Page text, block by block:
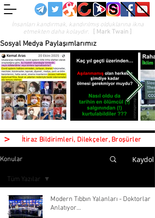
İnsanları kandırmak, kandırılmış olduklarına ikna
etmekten daha kolaydır.
[ Mark Twain ]
Sosyal Medya Paylaşımlarımız
İtiraz Bildirimleri, Dilekçeler, Broşürler
>
Konular Kaydol
Tüm Yazılar
aşı
Tüm Yazılar
Modern Tıbbın Yalanları - Doktorlar
Anlatıyor...